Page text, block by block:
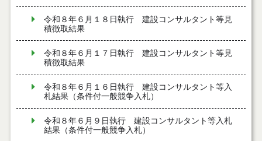
令和８年６月１８日執行 建設コンサルタント等見
積徴取結果
令和８年６月１７日執行 建設コンサルタント等見
積徴取結果
令和８年６月１６日執行 建設コンサルタント等入
札結果（条件付一般競争入札）
令和８年６月９日執行 建設コンサルタント等入札
結果（条件付一般競争入札）